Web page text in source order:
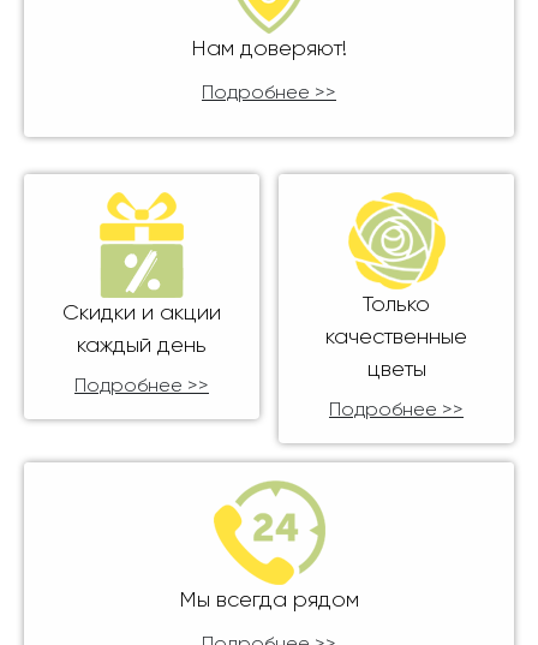
Нам доверяют!
Подробнее >>
Скидки и акции
каждый день
Подробнее >>
Только
качественные
цветы
Подробнее >>
Мы всегда рядом